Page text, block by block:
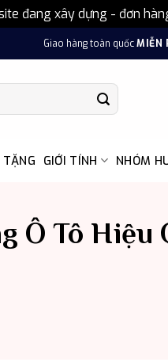
đang xây dựng - đơn
Giao hàng toàn quốcMIỄN
TẶNG GIỚI TÍNH NHÓM
Ô Tô Hiệu